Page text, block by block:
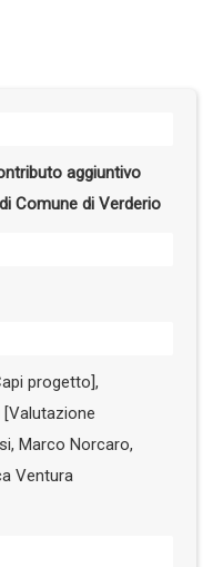
aggiuntivo
Comune di Verderio
progetto],
[Valutazione
Marco Norcaro,
Ventura